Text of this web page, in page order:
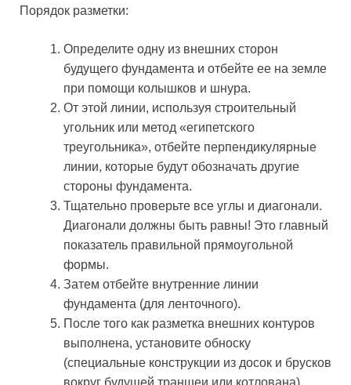
Порядок разметки:
Определите одну из внешних сторон
будущего фундамента и отбейте ее на земле
при помощи колышков и шнура.
От этой линии, используя строительный
угольник или метод «египетского
треугольника», отбейте перпендикулярные
линии, которые будут обозначать другие
стороны фундамента.
Тщательно проверьте все углы и диагонали.
Диагонали должны быть равны! Это главный
показатель правильной прямоугольной
формы.
Затем отбейте внутренние линии
фундамента (для ленточного).
После того как разметка внешних контуров
выполнена, установите обноску
(специальные конструкции из досок и брусков
вокруг будущей траншеи или котлована).